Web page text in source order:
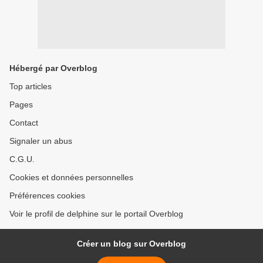
Hébergé par Overblog
Top articles
Pages
Contact
Signaler un abus
C.G.U.
Cookies et données personnelles
Préférences cookies
Voir le profil de delphine sur le portail Overblog
Créer un blog sur Overblog